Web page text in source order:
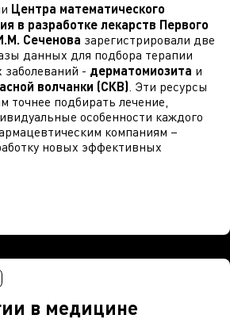
Центра математического
в разработке лекарств Первого
Сеченова зарегистрировали две
данных для подбора терапии
- дерматомиозита и
волчанки (СКВ). Эти ресурсы
точнее подбирать лечение,
особенности каждого
компаниям –
новых эффективных
и легких —при
СКВ сегодня –
случаев на 100 000населения,
5–10 случаев на
в медицине